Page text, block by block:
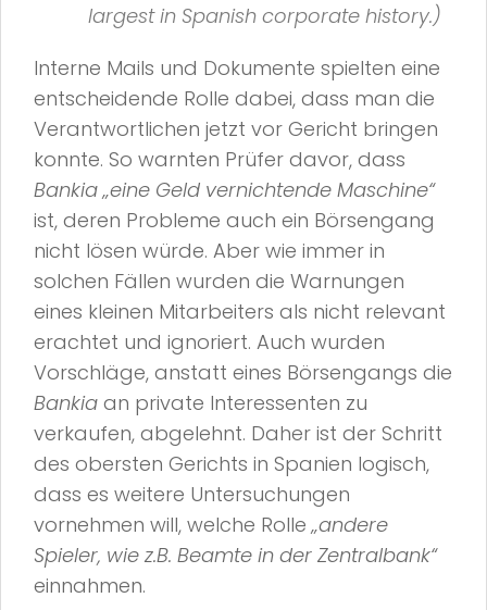
largest in Spanish corporate history.)
Interne Mails und Dokumente spielten eine
entscheidende Rolle dabei, dass man die
Verantwortlichen jetzt vor Gericht bringen
konnte. So warnten Prüfer davor, dass
Bankia „eine Geld vernichtende Maschine“
ist, deren Probleme auch ein Börsengang
nicht lösen würde. Aber wie immer in
solchen Fällen wurden die Warnungen
eines kleinen Mitarbeiters als nicht relevant
erachtet und ignoriert. Auch wurden
Vorschläge, anstatt eines Börsengangs die
Bankia an private Interessenten zu
verkaufen, abgelehnt. Daher ist der Schritt
des obersten Gerichts in Spanien logisch,
dass es weitere Untersuchungen
vornehmen will, welche Rolle„andere
Spieler, wie z.B. Beamte in der Zentralbank“
einnahmen.